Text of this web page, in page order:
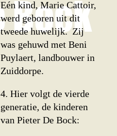
Eén kind, Marie Cattoir,
werd geboren uit dit
tweede huwelijk. Zij
was gehuwd met Beni
Puylaert, landbouwer in
Zuiddorpe.
4. Hier volgt de vierde
generatie, de kinderen
van Pieter De Bock: